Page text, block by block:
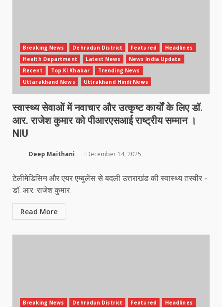
Breaking News Dehradun District Featured
Headlines
Health Department
Latest News
News India Update
Recent
Top Ki Khabar
Trending News
Uttarakhand News
Uttrakhand Hindi News
स्वास्थ्य सेवाओं में नवाचार और उत्कृष्ट कार्यों के लिए डॉ.
आर. राजेश कुमार को पीआरएसआई राष्ट्रीय सम्मान ।
NIU
Deep Maithani December 14, 2025
टेलीमेडिसिन और एयर एम्बुलेंस से बदली उत्तराखंड की स्वास्थ्य तस्वीर -
डॉ. आर. राजेश कुमार
Read More
Breaking News Dehradun District Featured
Headlines